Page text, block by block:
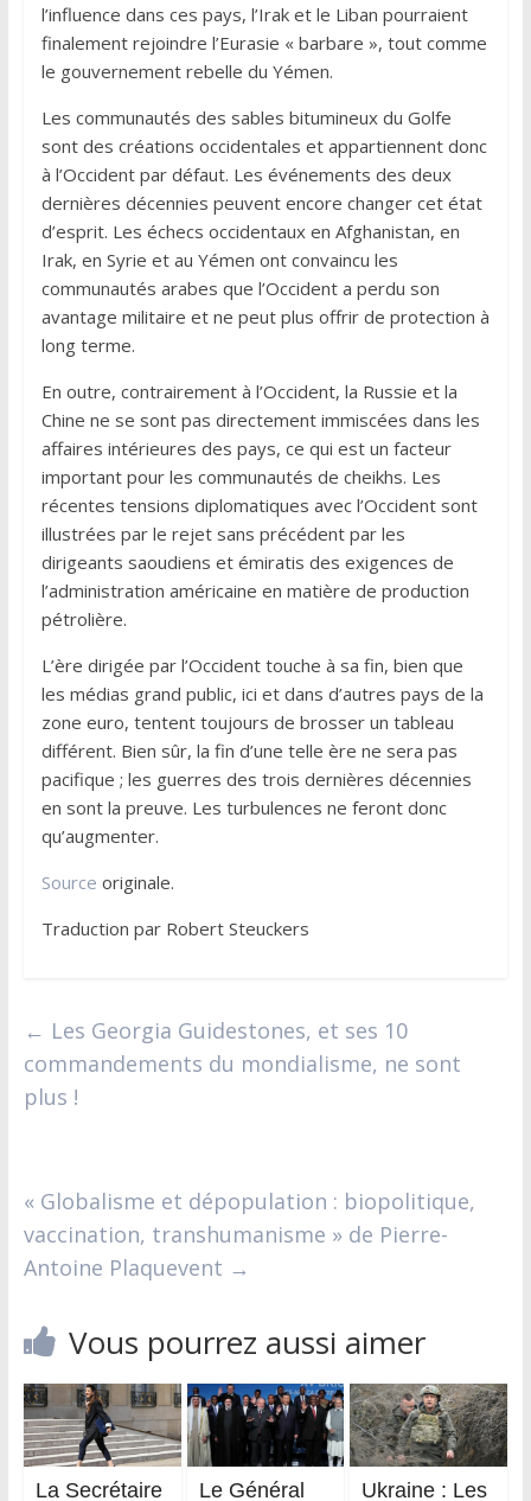
l’influence dans ces pays, l’Irak et le Liban pourraient
finalement rejoindre l’Eurasie « barbare », tout comme
le gouvernement rebelle du Yémen.
Les communautés des sables bitumineux du Golfe
sont des créations occidentales et appartiennent donc
à l’Occident par défaut. Les événements des deux
dernières décennies peuvent encore changer cet état
d’esprit. Les échecs occidentaux en Afghanistan, en
Irak, en Syrie et au Yémen ont convaincu les
communautés arabes que l’Occident a perdu son
avantage militaire et ne peut plus offrir de protection à
long terme.
En outre, contrairement à l’Occident, la Russie et la
Chine ne se sont pas directement immiscées dans les
affaires intérieures des pays, ce qui est un facteur
important pour les communautés de cheikhs. Les
récentes tensions diplomatiques avec l’Occident sont
illustrées par le rejet sans précédent par les
dirigeants saoudiens et émiratis des exigences de
l’administration américaine en matière de production
pétrolière.
L’ère dirigée par l’Occident touche à sa fin, bien que
les médias grand public, ici et dans d’autres pays de la
zone euro, tentent toujours de brosser un tableau
différent. Bien sûr, la fin d’une telle ère ne sera pas
pacifique ; les guerres des trois dernières décennies
en sont la preuve. Les turbulences ne feront donc
qu’augmenter.
Source originale.
Traduction par Robert Steuckers
← Les Georgia Guidestones, et ses 10
commandements du mondialisme, ne sont
plus !
« Globalisme et dépopulation : biopolitique,
vaccination, transhumanisme » de Pierre-
Antoine Plaquevent →
Vous pourrez aussi aimer
La Secrétaire Le Général Ukraine : Les